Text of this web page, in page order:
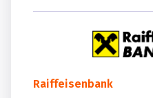
Raiffeisenbank